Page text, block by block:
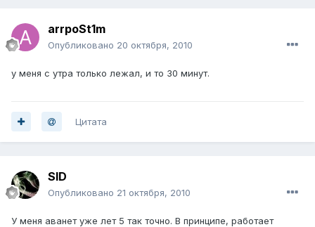
arrpoSt1m
Опубликовано 20 октября, 2010
у меня с утра только лежал, и то 30 минут.
Цитата
SID
Опубликовано 21 октября, 2010
У меня аванет уже лет 5 так точно. В принципе, работает